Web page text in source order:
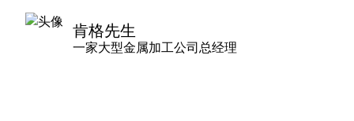
肯格先生
一家大型金属加工公司总经理